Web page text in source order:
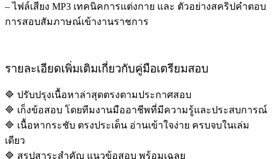
– ไฟล์เสียง MP3 เทคนิคการแต่งกาย และ ตัวอย่างสคริปคำตอบ
การสอบสัมภาษณ์เข้างานราชการ
รายละเอียดเพิ่มเติมเกี่ยวกับคู่มือเตรียมสอบ
🔷 ปรับปรุงเนื้อหาล่าสุดตรงตามประกาศสอบ
🔷 เก็งข้อสอบ โดยทีมงานมืออาชีพที่มีความรู้และประสบการณ์
🔷 เนื้อหากระชับ ตรงประเด็น อ่านเข้าใจง่าย ครบจบในเล่ม
เดียว
🔷 สรุปสาระสำคัญ แนวข้อสอบ พร้อมเฉลย